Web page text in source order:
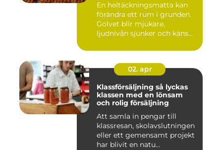
En heltäckningsmatta kan
förändra ett rum i grunden.
Golvet blir mjukare,
ljudnivån sjunker och käns...
02. apr
Klassförsäljning så lyckas
klassen med en lönsam
och rolig försäljning
Att samla in pengar till
klassresan, skolavslutningen
eller ett gemensamt projekt
har blivit en natu...